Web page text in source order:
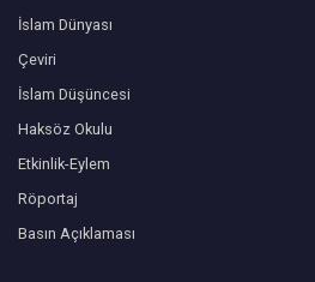
İslam Dünyası
Çeviri
İslam Düşüncesi
Haksöz Okulu
Etkinlik-Eylem
Röportaj
Basın Açıklaması